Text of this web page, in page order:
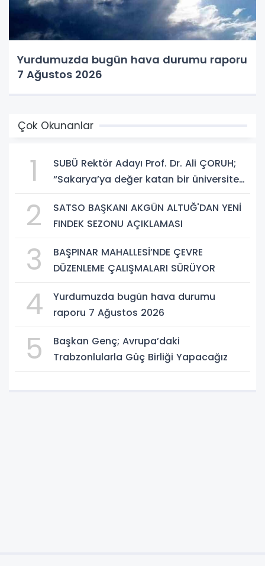
Yurdumuzda bugün hava durumu raporu
7 Ağustos 2026
Çok Okunanlar
1
SUBÜ Rektör Adayı Prof. Dr. Ali ÇORUH;
“Sakarya’ya değer katan bir üniversite
2
SATSO BAŞKANI AKGÜN ALTUĞ'DAN YENİ
FINDEK SEZONU AÇIKLAMASI
3
BAŞPINAR MAHALLESİ’NDE ÇEVRE
DÜZENLEME ÇALIŞMALARI SÜRÜYOR
4
Yurdumuzda bugün hava durumu
raporu 7 Ağustos 2026
5
Başkan Genç; Avrupa’daki
Trabzonlularla Güç Birliği Yapacağız